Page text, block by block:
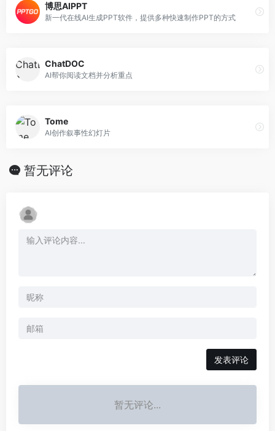
博思AIPPT
新一代在线AI生成PPT软件，提供多种快速制作PPT的方式
ChatDOC
AI帮你阅读文档并分析重点
Tome
AI创作叙事性幻灯片
暂无评论
发表评论
暂无评论...